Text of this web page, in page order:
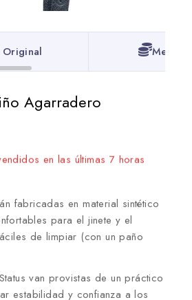
Mejor
Agarradero
Más de 13 personas tienen en
fabricadas en material sintético
para el jinete y el
de limpiar (con un paño
van provistas de un práctico
estabilidad y confianza a los